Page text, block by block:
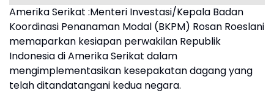
Amerika Serikat :Menteri Investasi/Kepala Badan
Koordinasi Penanaman Modal (BKPM) Rosan Roeslani
memaparkan kesiapan perwakilan Republik
Indonesia di Amerika Serikat dalam
mengimplementasikan kesepakatan dagang yang
telah ditandatangani kedua negara.